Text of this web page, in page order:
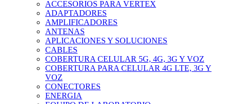
ACCESORIOS PARA VERTEX
ADAPTADORES
AMPLIFICADORES
ANTENAS
APLICACIONES Y SOLUCIONES
CABLES
COBERTURA CELULAR 5G, 4G, 3G Y VOZ
COBERTURA PARA CELULAR 4G LTE, 3G Y
VOZ
CONECTORES
ENERGIA